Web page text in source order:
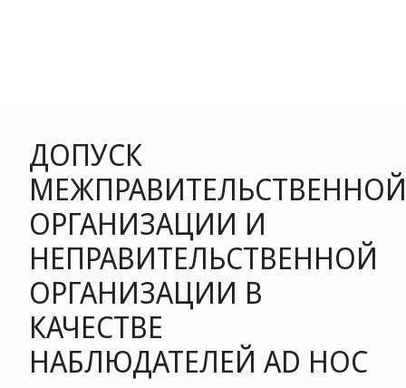
ДОПУСК
МЕЖПРАВИТЕЛЬСТВЕННОЙ
ОРГАНИЗАЦИИ И
НЕПРАВИТЕЛЬСТВЕННОЙ
ОРГАНИЗАЦИИ В
КАЧЕСТВЕ
НАБЛЮДАТЕЛЕЙ AD HOC